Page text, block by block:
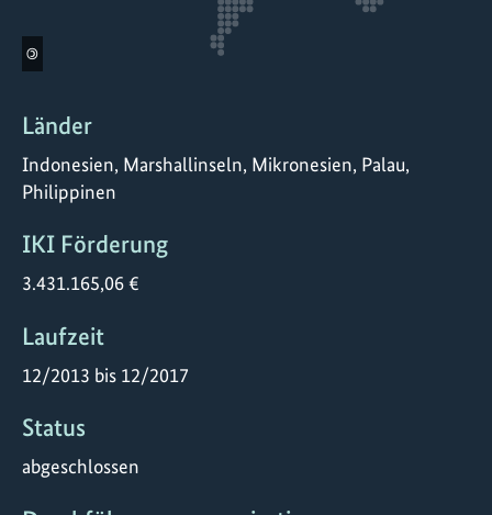
©
Länder
Indonesien, Marshallinseln, Mikronesien, Palau,
Philippinen
IKI Förderung
3.431.165,06 €
Laufzeit
12/2013 bis 12/2017
Status
abgeschlossen